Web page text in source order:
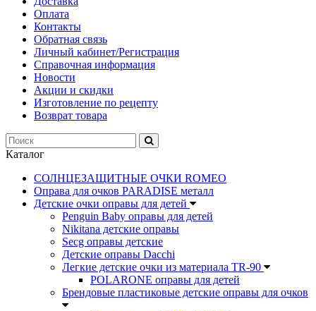
Оплата
Контакты
Обратная связь
Личный кабинет/Регистрация
Справочная информация
Новости
Акции и скидки
Изготовление по рецепту
Возврат товара
Каталог
СОЛНЦЕЗАЩИТНЫЕ ОЧКИ ROMEO
Оправа для очков PARADISE металл
Детские очки оправы для детей
Penguin Baby оправы для детей
Nikitana детские оправы
Secg оправы детские
Детские оправы Dacchi
Легкие детские очки из материала TR-90
POLARONE оправы для детей
Брендовые пластиковые детские оправы для очков